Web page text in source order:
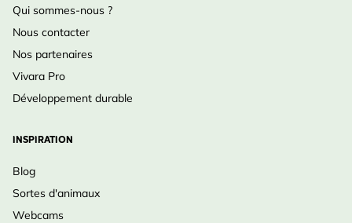
Qui sommes-nous ?
Nous contacter
Nos partenaires
Vivara Pro
Développement durable
INSPIRATION
Blog
Sortes d'animaux
Webcams